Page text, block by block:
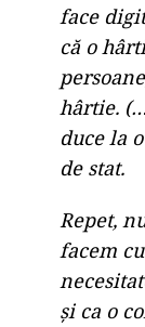
face
că o
hârtie.
duce la
de stat.
Repet,
facem
şi ca o